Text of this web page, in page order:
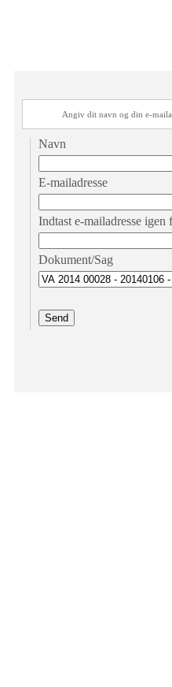
Angiv dit navn og din e-
Navn
E-mailadresse
Indtast e-mailadresse
Dokument/Sag